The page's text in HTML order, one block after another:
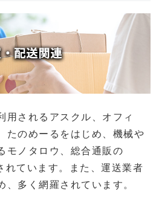
用されるアスクル、オフィ
たのめーるをはじめ、機械や
モノタロウ、総合通販の
ています。また、運送業者
、多く網羅されています。